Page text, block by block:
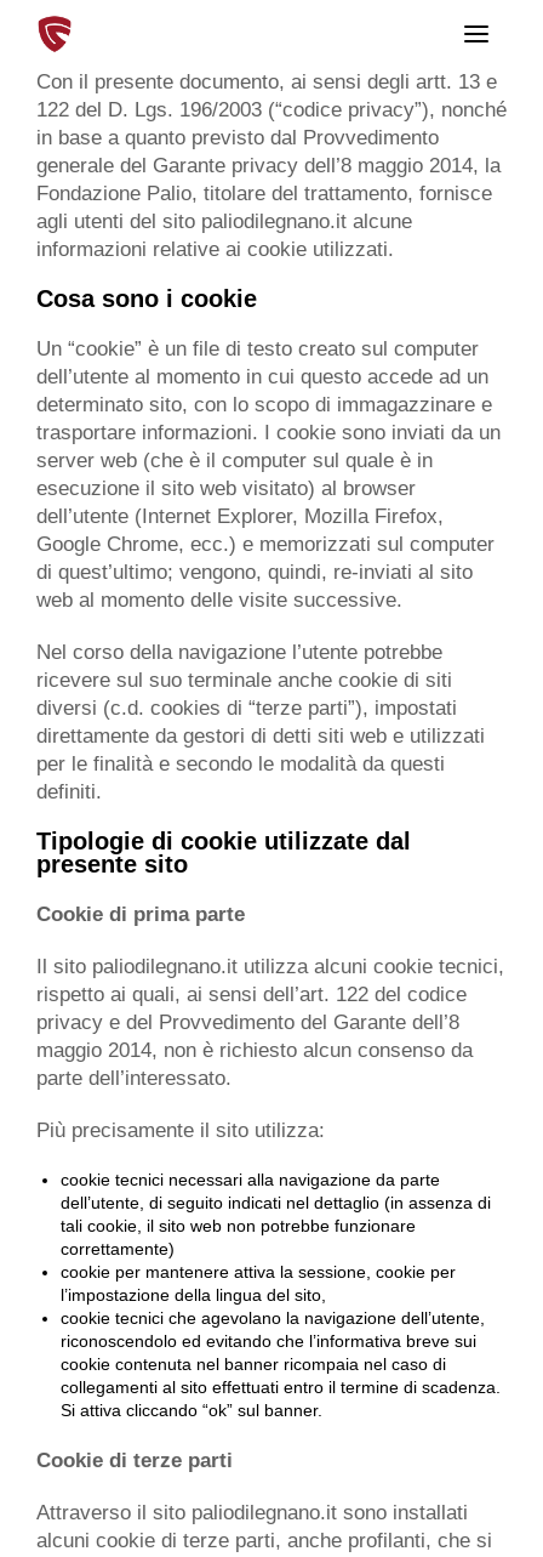
T
g
g
l
a
v
Con il presente documento, ai sensi degli artt. 13 e
122 del D. Lgs. 196/2003 (“codice privacy”), nonché
in base a quanto previsto dal Provvedimento
generale del Garante privacy dell’8 maggio 2014, la
Fondazione Palio, titolare del trattamento, fornisce
agli utenti del sito paliodilegnano.it alcune
informazioni relative ai cookie utilizzati.
Cosa sono i cookie
Un “cookie” è un file di testo creato sul computer
dell’utente al momento in cui questo accede ad un
determinato sito, con lo scopo di immagazzinare e
trasportare informazioni. I cookie sono inviati da un
server web (che è il computer sul quale è in
esecuzione il sito web visitato) al browser
dell’utente (Internet Explorer, Mozilla Firefox,
Google Chrome, ecc.) e memorizzati sul computer
di quest’ultimo; vengono, quindi, re-inviati al sito
web al momento delle visite successive.
Nel corso della navigazione l’utente potrebbe
ricevere sul suo terminale anche cookie di siti
diversi (c.d. cookies di “terze parti”), impostati
direttamente da gestori di detti siti web e utilizzati
per le finalità e secondo le modalità da questi
definiti.
Tipologie di cookie utilizzate dal
presente sito
Cookie di prima parte
Il sito paliodilegnano.it utilizza alcuni cookie tecnici,
rispetto ai quali, ai sensi dell’art. 122 del codice
privacy e del Provvedimento del Garante dell’8
maggio 2014, non è richiesto alcun consenso da
parte dell’interessato.
Più precisamente il sito utilizza:
cookie tecnici necessari alla navigazione da parte
dell’utente, di seguito indicati nel dettaglio (in assenza di
tali cookie, il sito web non potrebbe funzionare
correttamente)
cookie per mantenere attiva la sessione, cookie per
l’impostazione della lingua del sito,
cookie tecnici che agevolano la navigazione dell’utente,
riconoscendolo ed evitando che l’informativa breve sui
cookie contenuta nel banner ricompaia nel caso di
collegamenti al sito effettuati entro il termine di scadenza.
Si attiva cliccando “ok” sul banner.
Cookie di terze parti
Attraverso il sito paliodilegnano.it sono installati
alcuni cookie di terze parti, anche profilanti, che si